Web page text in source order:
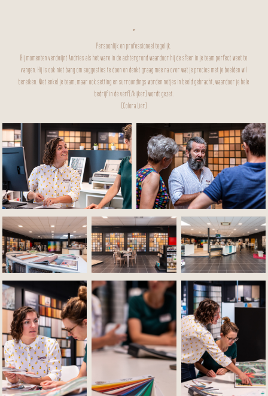
"
Persoonlijk en professioneel tegelijk.
Bij momenten verdwijnt Andries als het ware in de achtergrond waardoor hij de sfeer in je team perfect weet te
vangen. Hij is ook niet bang om suggesties te doen en denkt graag mee na over wat je precies met je beelden wil
bereiken. Niet enkel je team, maar ook setting en surroundings worden netjes in beeld gebracht, waardoor je hele
bedrijf in de verf(/kijker) wordt gezet.
(Colora Lier)